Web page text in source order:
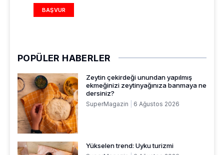
BAŞVUR
POPÜLER HABERLER
Zeytin çekirdeği unundan yapılmış
ekmeğinizi zeytinyağınıza banmaya ne
dersiniz?
SuperMagazin 6 Ağustos 2026
Yükselen trend: Uyku turizmi